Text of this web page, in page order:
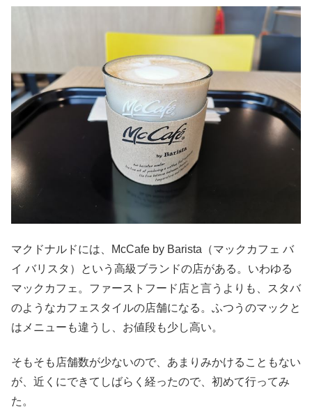
マクドナルドには、McCafe by Barista（マックカフェ バ
イ バリスタ）という高級ブランドの店がある。いわゆる
マックカフェ。ファーストフード店と言うよりも、スタバ
のようなカフェスタイルの店舗になる。ふつうのマックと
はメニューも違うし、お値段も少し高い。
そもそも店舗数が少ないので、あまりみかけることもない
が、近くにできてしばらく経ったので、初めて行ってみ
た。